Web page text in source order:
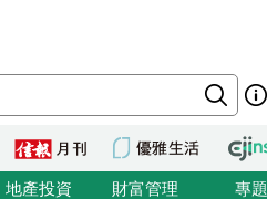
地產投資 財富管理 專題